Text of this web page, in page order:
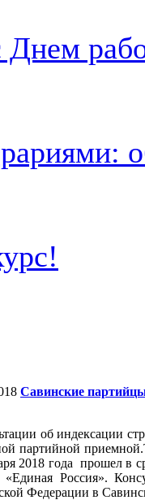
Днем
Савинские
об индексации
партийной приемной.
2018 года прошел в
«Единая Россия».
Федерации в